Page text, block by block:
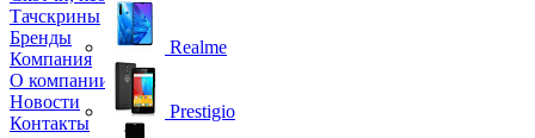
Тачскрины
Бренды
Компания
О компании
Новости
Контакты
Realme
Prestigio